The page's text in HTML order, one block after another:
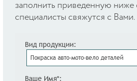
заполнить приведенную
специалисты свяжутся с Вами.
Вид продукции:
Покраска авто-мото-вело деталей
Ваше Имя*: